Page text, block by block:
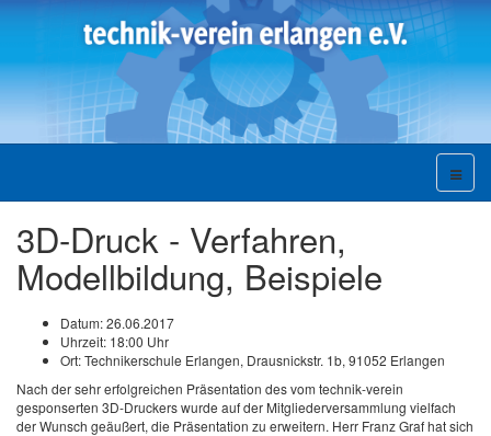
3D-Druck - Verfahren,
Modellbildung, Beispiele
Datum:26.06.2017
Uhrzeit: 18:00 Uhr
Ort:Technikerschule Erlangen, Drausnickstr. 1b, 91052 Erlangen
Nach der sehr erfolgreichen Präsentation des vom technik-verein
gesponserten 3D-Druckers wurde auf der Mitgliederversammlung vielfach
der Wunsch geäußert, die Präsentation zu erweitern. Herr Franz Graf hat sich